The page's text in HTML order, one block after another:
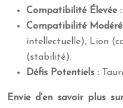
Compatibilité Élevée :
Compatibilité
intellectuelle), Lion
(stabilité).
Défis Potentiels :
Envie d’en savoir plus